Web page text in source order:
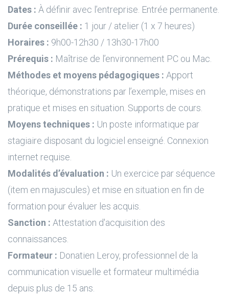
Dates : À définir avec l’entreprise. Entrée permanente.
Durée conseillée : 1 jour / atelier (1 x 7 heures)
Horaires : 9h00-12h30 / 13h30-17h00
Prérequis : Maîtrise de l’environnement PC ou Mac.
Méthodes et moyens pédagogiques : Apport
théorique, démonstrations par l’exemple, mises en
pratique et mises en situation. Supports de cours.
Moyens techniques : Un poste informatique par
stagiaire disposant du logiciel enseigné. Connexion
internet requise.
Modalités d’évaluation : Un exercice par séquence
(item en majuscules) et mise en situation en fin de
formation pour évaluer les acquis.
Sanction : Attestation d'acquisition des
connaissances.
Formateur : Donatien Leroy, professionnel de la
communication visuelle et formateur multimédia
depuis plus de 15 ans.